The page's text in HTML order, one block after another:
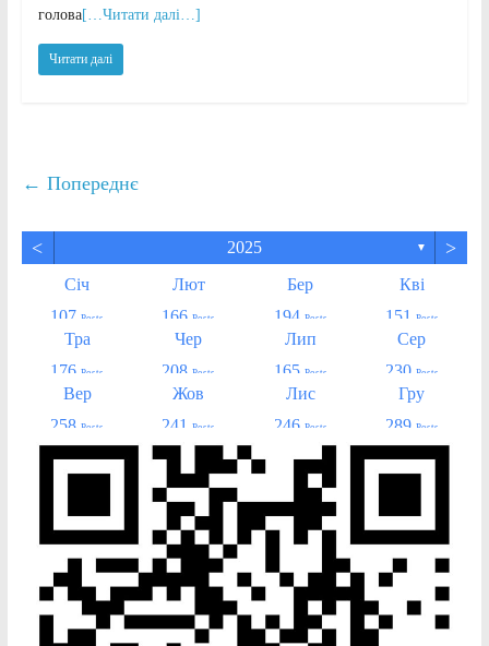
голова[…Читати далі…]
Читати далі
← Попереднє
< 2025 ▼ >
Січ
107 Posts
Лют
166 Posts
Бер
194 Posts
Кві
151
Posts
Тра
176 Posts
Чер
208 Posts
Лип
165 Posts
Сер
230 Posts
Вер
258 Posts
Жов
241
Posts
Лис
246 Posts
Гру
289 Posts